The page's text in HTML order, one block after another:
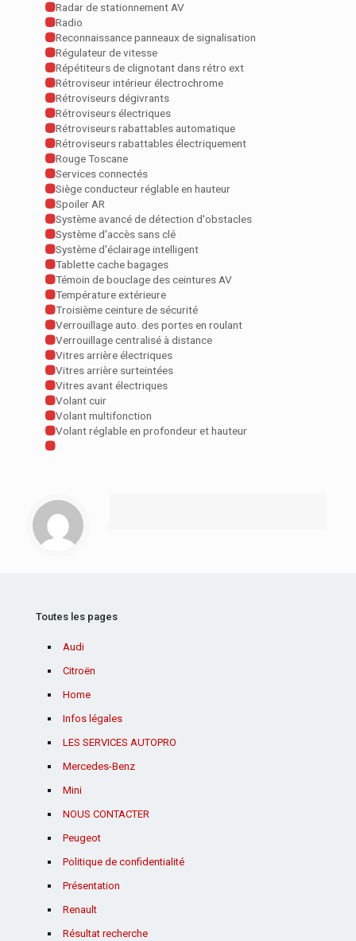
Radar de stationnement AV
Radio
Reconnaissance panneaux de signalisation
Régulateur de vitesse
Répétiteurs de clignotant dans rétro ext
Rétroviseur intérieur électrochrome
Rétroviseurs dégivrants
Rétroviseurs électriques
Rétroviseurs rabattables automatique
Rétroviseurs rabattables électriquement
Rouge Toscane
Services connectés
Siège conducteur réglable en hauteur
Spoiler AR
Système avancé de détection d'obstacles
Système d'accès sans clé
Système d'éclairage intelligent
Tablette cache bagages
Témoin de bouclage des ceintures AV
Température extérieure
Troisième ceinture de sécurité
Verrouillage auto. des portes en roulant
Verrouillage centralisé à distance
Vitres arrière électriques
Vitres arrière surteintées
Vitres avant électriques
Volant cuir
Volant multifonction
Volant réglable en profondeur et hauteur
Toutes les pages
Audi
Citroën
Home
Infos légales
LES SERVICES AUTOPRO
Mercedes-Benz
Mini
NOUS CONTACTER
Peugeot
Politique de confidentialité
Présentation
Renault
Résultat recherche